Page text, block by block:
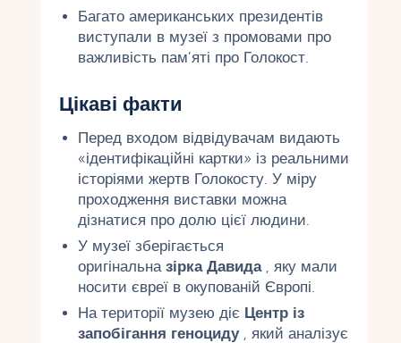
Багато американських президентів
виступали в музеї з промовами про
важливість пам’яті про Голокост.
Цікаві факти
Перед входом відвідувачам видають
«ідентифікаційні картки» із реальними
історіями жертв Голокосту. У міру
проходження виставки можна
дізнатися про долю цієї людини.
У музеї зберігається
оригінальна зірка Давида, яку мали
носити євреї в окупованій Європі.
На території музею діє Центр із
запобігання геноциду, який аналізує